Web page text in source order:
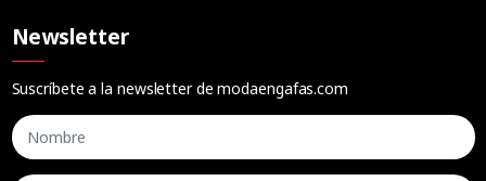
Newsletter
Suscríbete a la newsletter de modaengafas.com